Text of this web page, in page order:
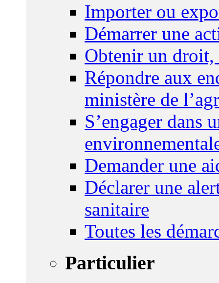
Importer ou
Démarrer une
Obtenir un droit,
Répondre aux
ministère de
S’engager dans
Demander une
Déclarer une
sanitaire
Toutes les
Particulier